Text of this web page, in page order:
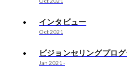
インタビュー
Oct 2021
ビジョンセリングプロ
Jan 2021-